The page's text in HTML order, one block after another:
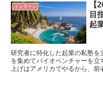
インターン
【
目
起
研究者に特化した起業の私塾
を集めてバイオベンチャーを
上げはアメリカでやるから、前